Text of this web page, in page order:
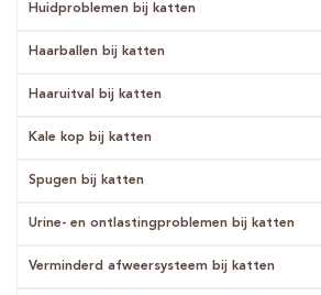
Huidproblemen bij katten
Haarballen bij katten
Haaruitval bij katten
Kale kop bij katten
Spugen bij katten
Urine- en ontlastingproblemen bij katten
Verminderd afweersysteem bij katten